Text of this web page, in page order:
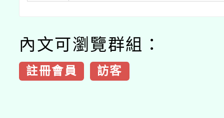
內文可瀏覽群組：
註冊會員 訪客